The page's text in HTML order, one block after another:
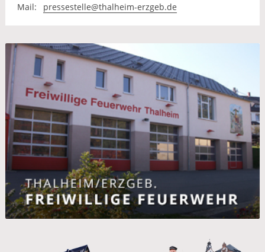
Mail:
pressestelle@thalheim-erzgeb.de